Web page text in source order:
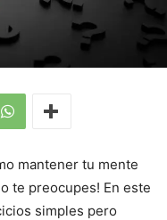
mantener tu mente
te preocupes! En este
simples pero